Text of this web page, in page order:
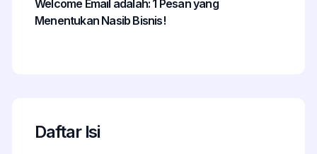
Welcome Email adalah: 1 Pesan yang
Menentukan Nasib Bisnis!
Daftar Isi